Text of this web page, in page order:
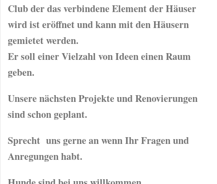
Club der das verbindene Element der Häuser
wird ist eröffnet und kann mit den Häusern
gemietet werden.
Er soll einer Vielzahl von Ideen einen Raum
geben.
Unsere nächsten Projekte und Renovierungen
sind schon geplant.
Sprecht uns gerne an wenn Ihr Fragen und
Anregungen habt.